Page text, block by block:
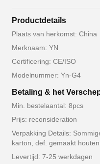
Productdetails
Plaats van herkomst: China
Merknaam: YN
Certificering: CE/ISO
Modelnummer: Yn-G4
Betaling & het
Min. bestelaantal: 8pcs
Prijs: reconsideration
Verpakking Details:
karton, def. gemaakt
Levertijd: 7-25 werkdagen